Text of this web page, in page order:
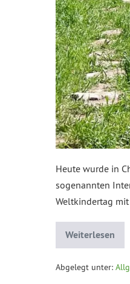
Heute wurde in
sogenannten
Weltkindertag
Weiterlesen
Abgelegt unter: